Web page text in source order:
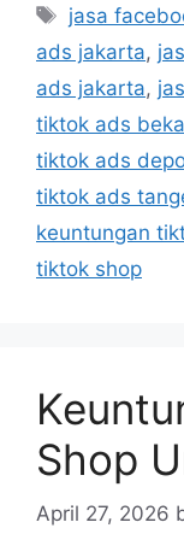
jasa
ads jakarta,
ads jakarta,
tiktok ads
tiktok ads
tiktok ads
keuntungan
tiktok shop
Shop
April 27, 2026